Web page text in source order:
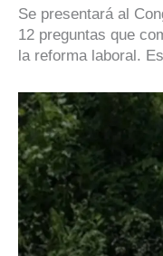
Se presentará al
12 preguntas que
la reforma laboral.